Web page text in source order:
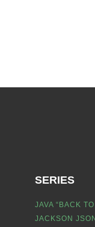
SERIES
JAVA “BACK
JACKSON